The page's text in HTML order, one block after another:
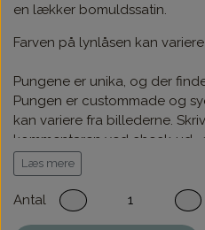
en lækker bomuldssatin.
Farven på lynlåsen kan
Pungene er unika, og der
Pungen er custommade og
kan variere fra billederne.
kommentaren ved check-ud-
pung til dig :-)
Mål: 8*12 cm
Læs mere
Antal